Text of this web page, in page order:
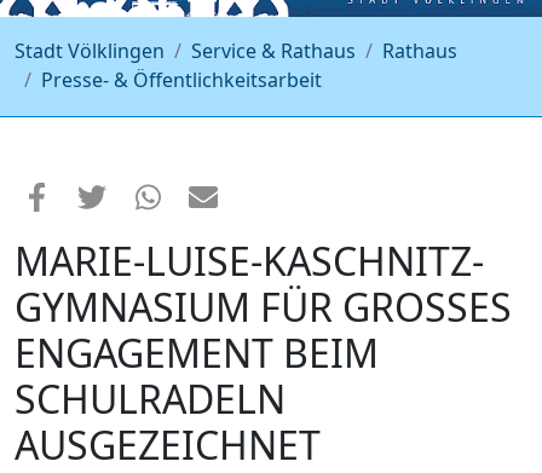
Stadt Völklingen Service & Rathaus
Rathaus
Presse- & Öffentlichkeitsarbeit
MARIE-LUISE-KASCHNITZ-
GYMNASIUM FÜR GROSSES E
NGAGEMENT BEIM S
CHULRADELN A
USGEZEICHNET